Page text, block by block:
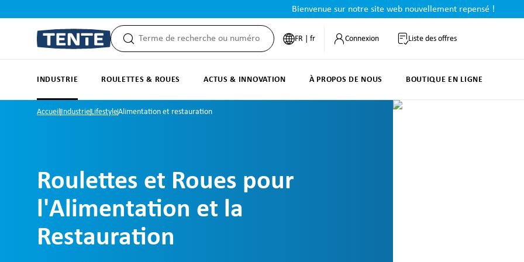
Bienvenue sur notre site web nouvellement repensé !
FR | fr Connexion Liste des offres
INDUSTRIE ROULETTES & ROUES ACTUS & INNOVATION À PROPOS DE NOUS BOUTIQUE EN LIGNE
AccueilIndustrieLifestyleAlimentation et restauration
Roulettes et Roues pour
l'Alimentation et la
Restauration